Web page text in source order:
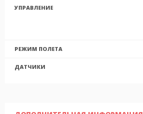
УПРАВЛЕНИЕ
РЕЖИМ ПОЛЕТА
ДАТЧИКИ